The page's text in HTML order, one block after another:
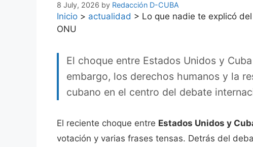
8 July, 2026 by Redacción D-CUBA
Inicio > actualidad > Lo que nadie te explicó
ONU
El choque entre Estados Unidos y
embargo, los derechos humanos y la
cubano en el centro del debate
El reciente choque entre Estados Unidos y
votación y varias frases tensas. Detrás del